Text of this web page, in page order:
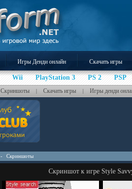
Игры Денди онлайн Скачать игры
Wii PlayStation 3 PS 2 PSP
Скриншоты | Скачать игры | Игры денди
- Скриншоты
Скриншот к игре Style